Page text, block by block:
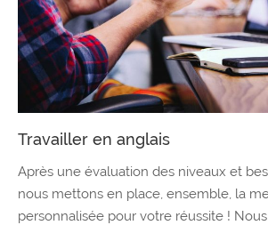
Travailler en anglais
Après une évaluation des niveaux et
nous mettons en place, ensemble, la
personnalisée pour votre réussite !